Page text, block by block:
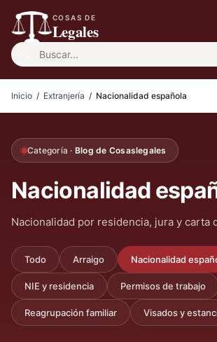
COSAS DE
Legales
Buscar:
Inicio / Extranjería / Nacionalidad española
Categoría · Blog de Cosaslegales
Nacionalidad
Nacionalidad por residencia, jura y carta
Todo Arraigo Nacionalidad
NIE y residencia Permisos de trabajo
Reagrupación familiar Visados y